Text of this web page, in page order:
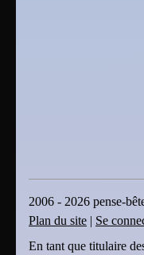
2006 - 2026 pense-
Plan du site | Se
En tant que titulaire